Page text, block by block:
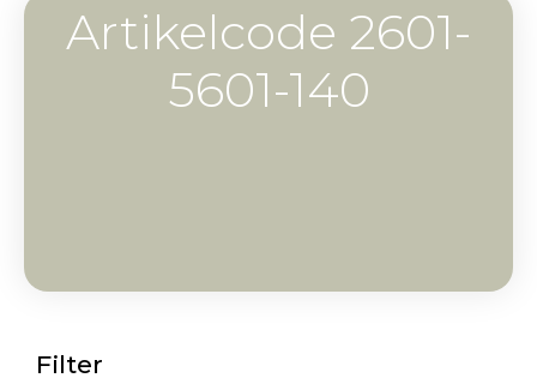
Artikelcode 2601-
5601-140
Filter